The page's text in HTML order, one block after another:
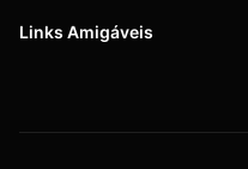
Suporte
Links Amigáveis